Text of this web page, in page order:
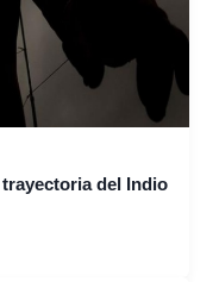
del Indio